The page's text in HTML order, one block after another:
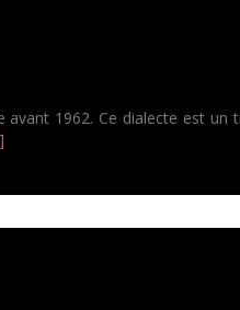
1962. Ce dialecte est